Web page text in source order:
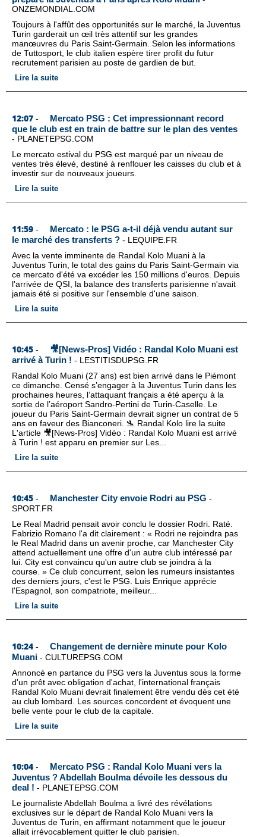
ONZEMONDIAL.COM
Toujours à l'affût des opportunités sur le marché, la Juventus
Turin garderait un œil très attentif sur les grandes
manœuvres du Paris Saint-Germain. Selon les informations
de Tuttosport, le club italien espère tirer profit du futur
recrutement parisien au poste de gardien de but.
Lire la suite
12:07 -
Mercato PSG : Cet impressionnant record
que le club est en train de battre sur le plan des ventes
- PLANETEPSG.COM
Le mercato estival du PSG est marqué par un niveau de
ventes très élevé, destiné à renflouer les caisses du club et à
investir sur de nouveaux joueurs.
Lire la suite
11:59 -
Mercato : le PSG a-t-il déjà vendu autant sur
le marché des transferts ? - LEQUIPE.FR
Avec la vente imminente de Randal Kolo Muani à la
Juventus Turin, le total des gains du Paris Saint-Germain via
ce mercato d'été va excéder les 150 millions d'euros. Depuis
l'arrivée de QSI, la balance des transferts parisienne n'avait
jamais été si positive sur l'ensemble d'une saison.
Lire la suite
10:45 -
🎥[News-Pros] Vidéo : Randal Kolo Muani est
arrivé à Turin ! - LESTITISDUPSG.FR
Randal Kolo Muani (27 ans) est bien arrivé dans le Piémont
ce dimanche. Censé s’engager à la Juventus Turin dans les
prochaines heures, l’attaquant français a été aperçu à la
sortie de l’aéroport Sandro-Pertini de Turin-Caselle. Le
joueur du Paris Saint-Germain devrait signer un contrat de 5
ans en faveur des Bianconeri. 🛬 Randal Kolo lire la suite
L'article 🎥[News-Pros] Vidéo : Randal Kolo Muani est arrivé
à Turin ! est apparu en premier sur Les...
Lire la suite
10:45 - Manchester City envoie Rodri au PSG -
SPORT.FR
Le Real Madrid pensait avoir conclu le dossier Rodri. Raté.
Fabrizio Romano l'a dit clairement : « Rodri ne rejoindra pas
le Real Madrid dans un avenir proche, car Manchester City
attend actuellement une offre d'un autre club intéressé par
lui. City est convaincu qu'un autre club se joindra à la
course. » Ce club concurrent, selon les rumeurs insistantes
des derniers jours, c'est le PSG. Luis Enrique apprécie
l'Espagnol, son compatriote, meilleur...
Lire la suite
10:24 -
Changement de dernière minute pour Kolo
Muani - CULTUREPSG.COM
Annoncé en partance du PSG vers la Juventus sous la forme
d'un prêt avec obligation d'achat, l'international français
Randal Kolo Muani devrait finalement être vendu dès cet été
au club lombard. Les sources concordent et évoquent une
belle vente pour le club de la capitale.
Lire la suite
10:04 -
Mercato PSG : Randal Kolo Muani vers la
Juventus ? Abdellah Boulma dévoile les dessous du
deal ! - PLANETEPSG.COM
Le journaliste Abdellah Boulma a livré des révélations
exclusives sur le départ de Randal Kolo Muani vers la
Juventus de Turin, en affirmant notamment que le joueur
allait irrévocablement quitter le club parisien.